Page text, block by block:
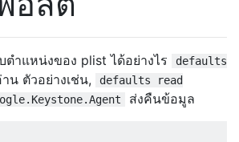
ตำแหน่งของ plist ได้อย่างไร
defaults
น ตัวอย่างเช่น,
defaults read
ส่งคืนข้อมูล